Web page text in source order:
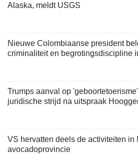
Alaska, meldt USGS
Nieuwe Colombiaanse president
criminaliteit en begrotingsdiscipline
Trumps aanval op
juridische strijd na uitspraak
VS hervatten deels de activiteiten in
avocadoprovincie